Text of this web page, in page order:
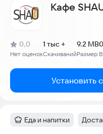
Кафе
Рейтинг:
0,0
(
Нет оценок
)
Скачиваний
1 тыс +
Размер
9.2 MB
Установить
Категория:
Еда и напитки Тег: